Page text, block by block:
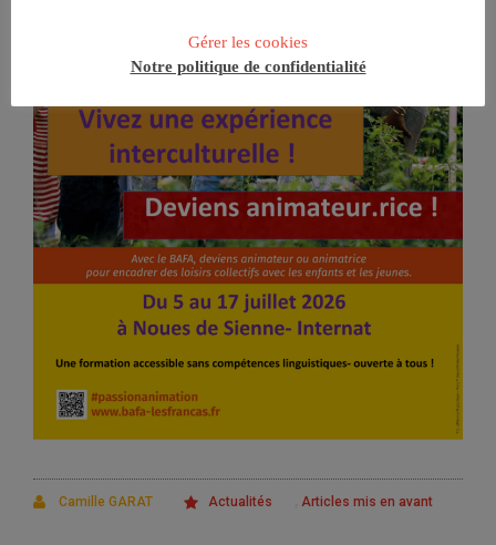
Camille GARAT Actualités Articles mis en avant
Gérer les cookies
Notre politique de confidentialité